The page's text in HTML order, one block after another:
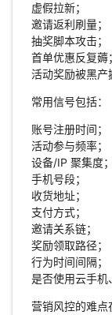
虚假拉新；
邀请返利刷量；
抽奖脚本攻击；
首单优惠反复薅；
活动奖励被黑产
常用信号包括：
账号注册时间；
活动参与频率；
设备/IP 聚集度；
手机号段；
收货地址；
支付方式；
邀请关系链；
奖励领取路径；
行为时间间隔；
是否使用云手机
营销风控的难点